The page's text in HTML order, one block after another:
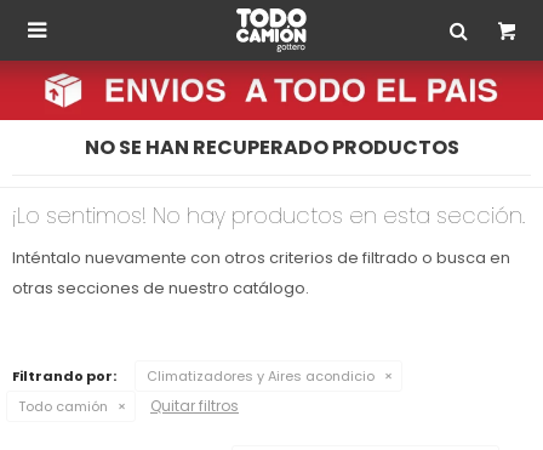

NO SE HAN RECUPERADO PRODUCTOS
¡Lo sentimos! No hay productos en esta sección.
Inténtalo nuevamente con otros criterios de filtrado o busca en
otras secciones de nuestro catálogo.
Filtrando por:
Climatizadores y Aires acondicio
Todo camión
Quitar filtros